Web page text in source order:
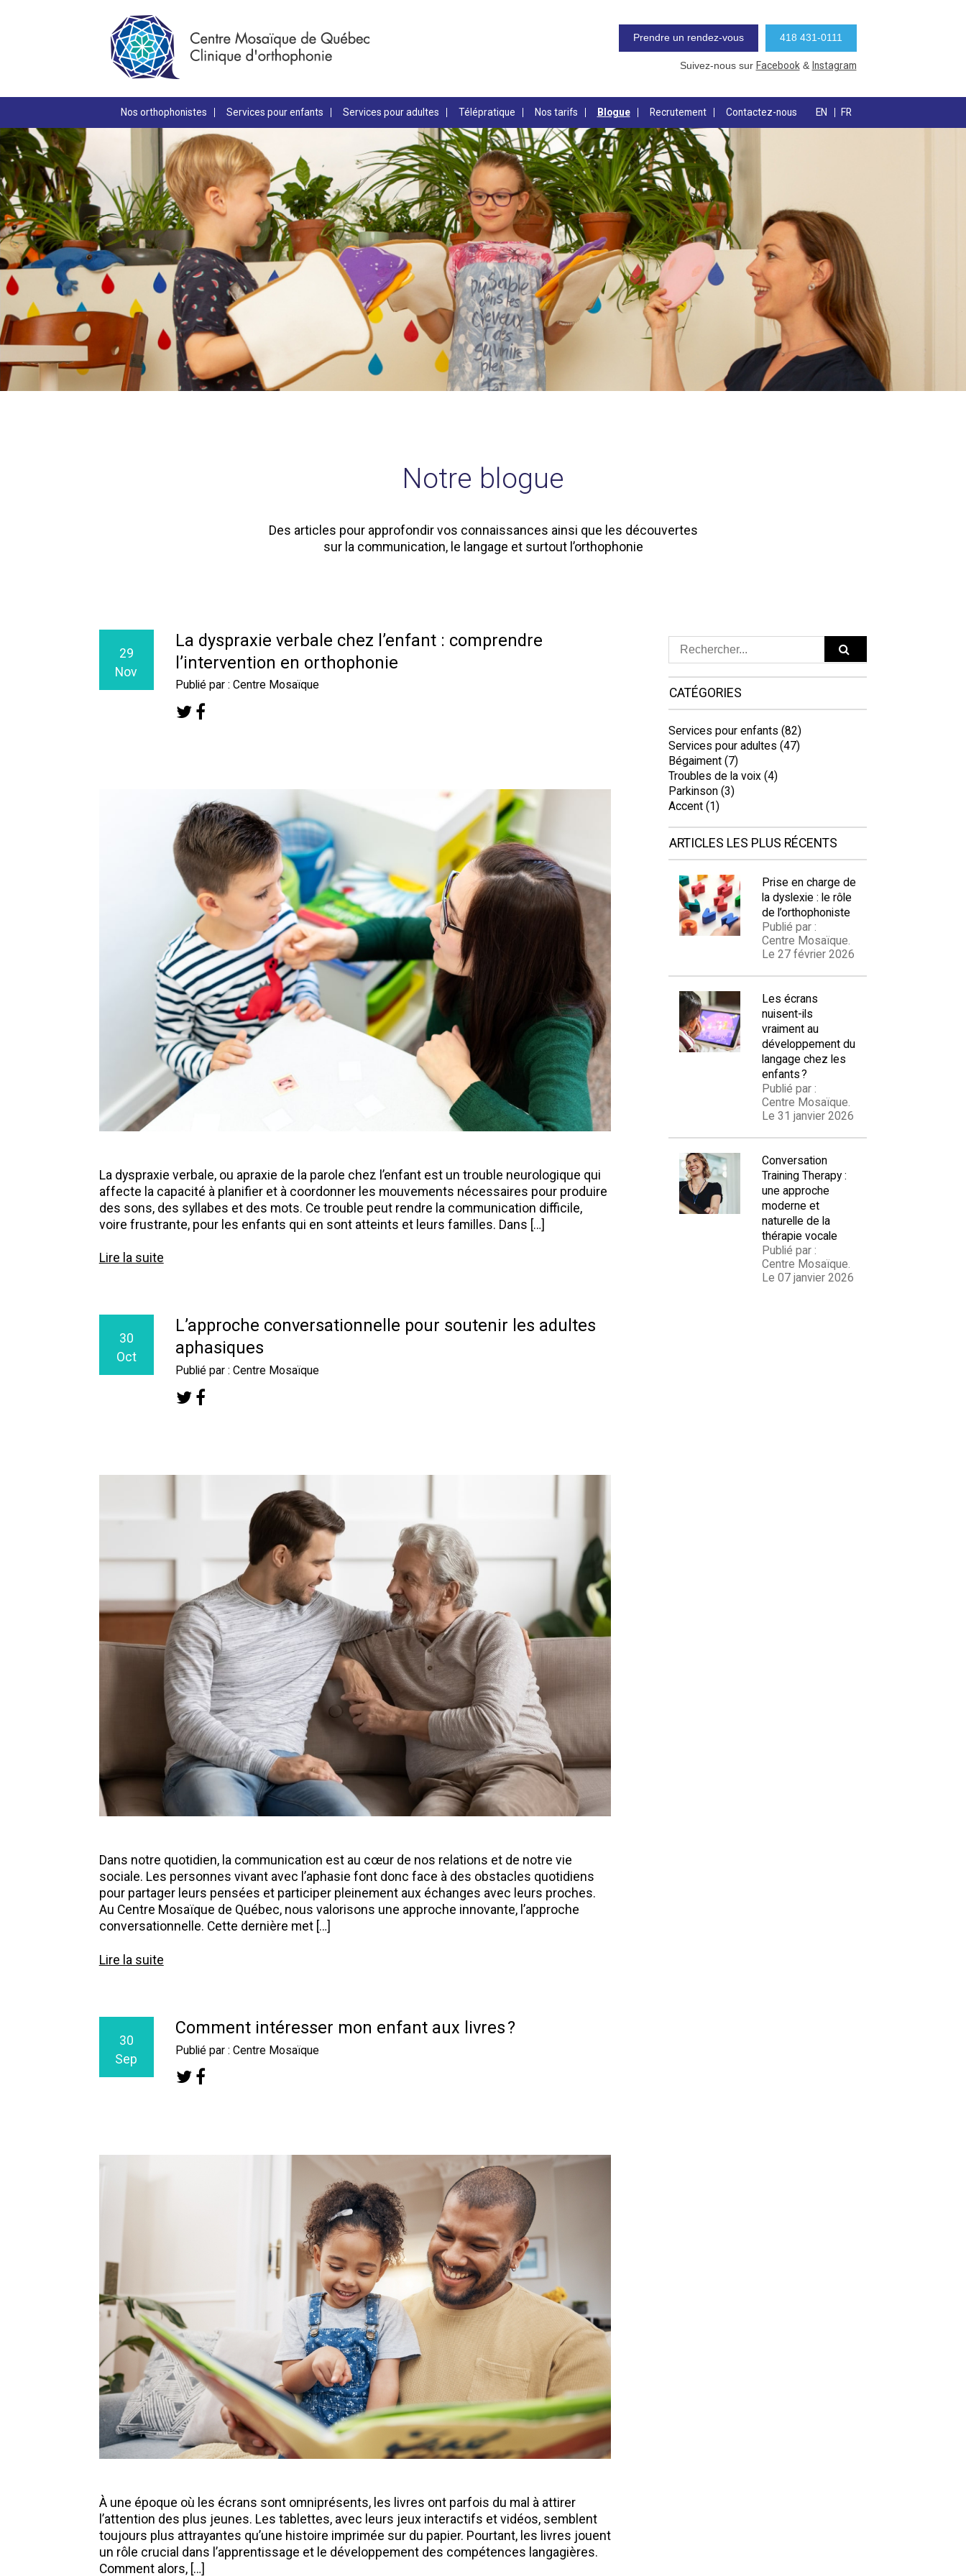
Prendre un rendez-vous 418 431-0111
Suivez-nous sur Facebook& Instagram
Nos orthophonistes Services pour enfants Services pour adultes Télépratique Nos tarifs Blogue Recrutement Contactez-nous EN FR
Notre blogue
Des articles pour approfondir vos connaissances ainsi que les découvertes
sur la communication, le langage et surtout l’orthophonie
29
Nov
La dyspraxie verbale chez l’enfant : comprendre
l’intervention en orthophonie
Publié par : Centre Mosaïque
La dyspraxie verbale, ou apraxie de la parole chez l’enfant est un trouble neurologique qui
affecte la capacité à planifier et à coordonner les mouvements nécessaires pour produire
des sons, des syllabes et des mots. Ce trouble peut rendre la communication difficile,
voire frustrante, pour les enfants qui en sont atteints et leurs familles. Dans […]
Lire la suite
30
Oct
L’approche conversationnelle pour soutenir les adultes
aphasiques
Publié par : Centre Mosaïque
Dans notre quotidien, la communication est au cœur de nos relations et de notre vie
sociale. Les personnes vivant avec l’aphasie font donc face à des obstacles quotidiens
pour partager leurs pensées et participer pleinement aux échanges avec leurs proches.
Au Centre Mosaïque de Québec, nous valorisons une approche innovante, l’approche
conversationnelle. Cette dernière met […]
Lire la suite
30
Sep
Comment intéresser mon enfant aux livres ?
Publié par : Centre Mosaïque
À une époque où les écrans sont omniprésents, les livres ont parfois du mal à attirer
l’attention des plus jeunes. Les tablettes, avec leurs jeux interactifs et vidéos, semblent
toujours plus attrayantes qu’une histoire imprimée sur du papier. Pourtant, les livres jouent
un rôle crucial dans l’apprentissage et le développement des compétences langagières.
Comment alors, […]
CATÉGORIES
Services pour enfants (82)
Services pour adultes (47)
Bégaiment (7)
Troubles de la voix (4)
Parkinson (3)
Accent (1)
ARTICLES LES PLUS RÉCENTS
Prise en charge de
la dyslexie : le rôle
de l’orthophoniste
Publié par :
Centre Mosaïque.
Le 27 février 2026
Les écrans
nuisent-ils
vraiment au
développement du
langage chez les
enfants ?
Publié par :
Centre Mosaïque.
Le 31 janvier 2026
Conversation
Training Therapy :
une approche
moderne et
naturelle de la
thérapie vocale
Publié par :
Centre Mosaïque.
Le 07 janvier 2026